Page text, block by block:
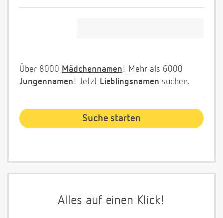
Über 8000 Mädchennamen! Mehr als 6000
Jungennamen! Jetzt Lieblingsnamen suchen.
Alles auf einen Klick!